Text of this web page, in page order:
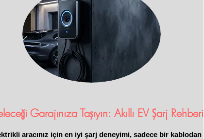
Garajınıza Taşıyın: Akıllı EV Şarj Rehberi
aracınız için en iyi şarj deneyimi, sadece bir kablodan